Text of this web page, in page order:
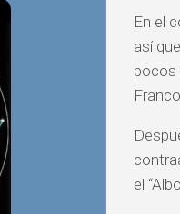
En el
así
pocos
el